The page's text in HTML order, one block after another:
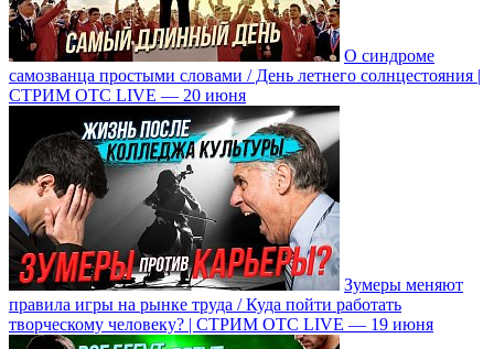
О синдроме
самозванца простыми словами / День летнего солнцестояния |
СТРИМ ОТС LIVE — 20 июня
Зумеры меняют
правила игры на рынке труда / Куда пойти работать
творческому человеку? | СТРИМ ОТС LIVE — 19 июня